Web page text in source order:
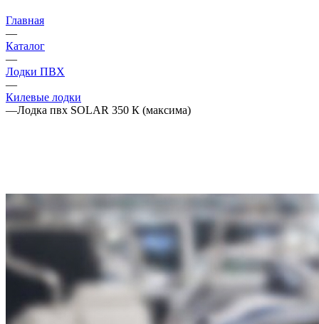
Главная
—
Каталог
—
Лодки ПВХ
—
Килевые лодки
—Лодка пвх SOLAR 350 К (максима)